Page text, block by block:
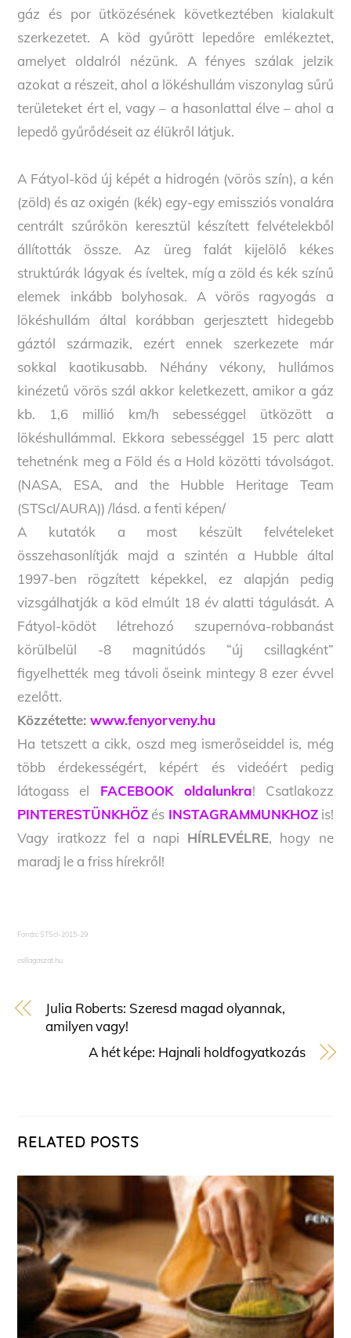
gáz és por ütközésének következtében kialakult
szerkezetet. A köd gyűrött lepedőre emlékeztet,
amelyet oldalról nézünk. A fényes szálak jelzik
azokat a részeit, ahol a lökéshullám viszonylag sűrű
területeket ért el, vagy – a hasonlattal élve – ahol a
lepedő gyűrődéseit az élükről látjuk.
A Fátyol-köd új képét a hidrogén (vörös szín), a kén
(zöld) és az oxigén (kék) egy-egy emissziós vonalára
centrált szűrőkön keresztül készített felvételekből
állították össze. Az üreg falát kijelölő kékes
struktúrák lágyak és íveltek, míg a zöld és kék színű
elemek inkább bolyhosak. A vörös ragyogás a
lökéshullám által korábban gerjesztett hidegebb
gáztól származik, ezért ennek szerkezete már
sokkal kaotikusabb. Néhány vékony, hullámos
kinézetű vörös szál akkor keletkezett, amikor a gáz
kb. 1,6 millió km/h sebességgel ütközött a
lökéshullámmal. Ekkora sebességgel 15 perc alatt
tehetnénk meg a Föld és a Hold közötti távolságot.
(NASA, ESA, and the Hubble Heritage Team
(STScI/AURA)) /lásd. a fenti képen/
A kutatók a most készült felvételeket
összehasonlítják majd a szintén a Hubble által
1997-ben rögzített képekkel, ez alapján pedig
vizsgálhatják a köd elmúlt 18 év alatti tágulását. A
Fátyol-ködöt létrehozó szupernóva-robbanást
körülbelül -8 magnitúdós “új csillagként”
figyelhették meg távoli őseink mintegy 8 ezer évvel
ezelőtt.
Közzétette:www.fenyorveny.hu
Ha tetszett a cikk, oszd meg ismerőseiddel is, még
több érdekességért, képért és videóért pedig
látogass el FACEBOOK oldalunkra! Csatlakozz
PINTERESTÜNKHÖZ és INSTAGRAMMUNKHOZis!
Vagy iratkozz fel a napi HÍRLEVÉLRE, hogy ne
maradj le a friss hírekről!
Forrás: STScI-2015-29
csillagaszat.hu
Julia Roberts: Szeresd magad olyannak,
amilyen vagy!
A hét képe: Hajnali holdfogyatkozás
RELATED POSTS